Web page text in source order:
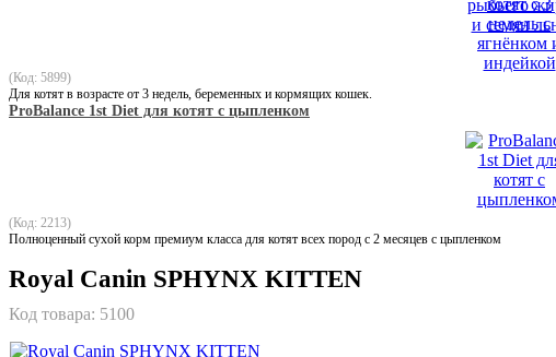
(Код: 5899)
Для котят в возрасте от 3 недель, беременных и кормящих кошек.
ProBalance 1st Diet для котят с цыпленком
(Код: 2213)
Полноценный сухой корм премиум класса для котят всех пород с 2 месяцев с цыпленком
Royal Canin SPHYNX KITTEN
Код товара: 5100